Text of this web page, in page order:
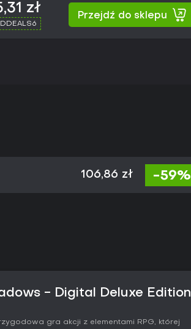
zł
Przejdź do sklepu
106,86 zł -59%
- Digital Deluxe Edition
gra akcji z elementami RPG, której